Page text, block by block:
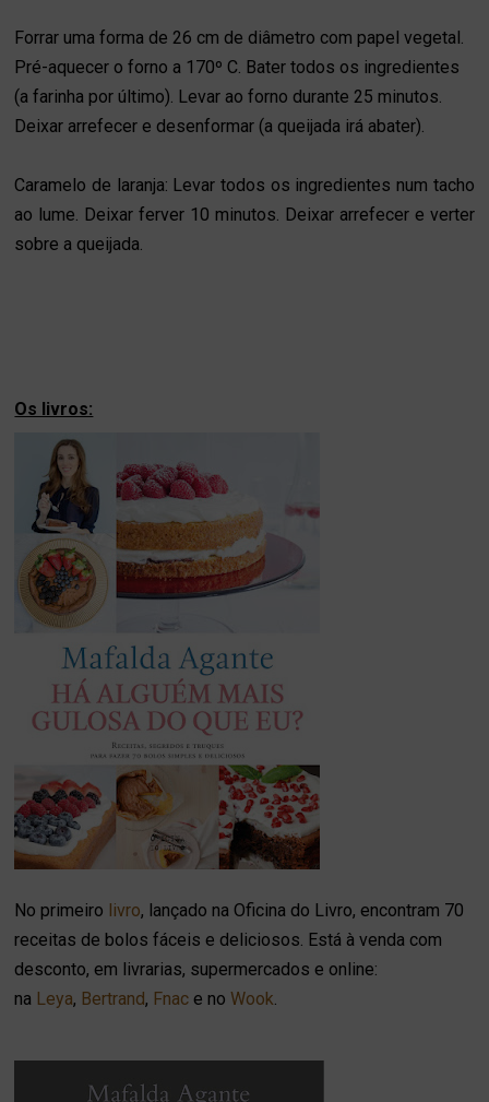
Forrar uma forma de 26 cm de diâmetro com papel vegetal.
Pré-aquecer o forno a 170º C. Bater todos os ingredientes
(a farinha por último). Levar ao forno durante 25 minutos.
Deixar arrefecer e desenformar (a queijada irá abater).
Caramelo de laranja: Levar todos os ingredientes num tacho
ao lume. Deixar ferver 10 minutos. Deixar arrefecer e verter
sobre a queijada.
Os livros:
No primeiro livro, lançado na Oficina do Livro, encontram 70
receitas de bolos fáceis e deliciosos. Está à venda com
desconto, em livrarias, supermercados e online:
na Leya, Bertrand, Fnac e noWook.